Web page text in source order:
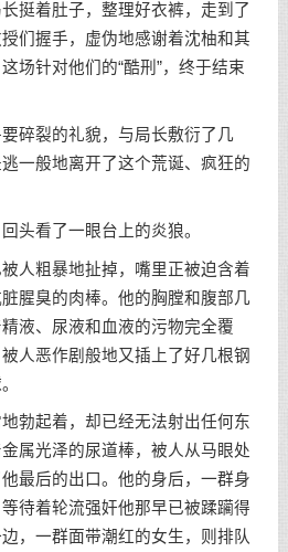
挺着肚子，整理好衣裤，走到了
们握手，虚伪地感谢着沈柚和其
场针对他们的“酷刑”，终于结束
碎裂的礼貌，与局长敷衍了几
一般地离开了这个荒诞、疯狂的
头看了一眼台上的炎狼。
人粗暴地扯掉，嘴里正被迫含着
腥臭的肉棒。他的胸膛和腹部几
液、尿液和血液的污物完全覆
人恶作剧般地又插上了好几根钢
勃起着，却已经无法射出任何东
属光泽的尿道棒，被人从马眼处
最后的出口。他的身后，一群身
待着轮流强奸他那早已被蹂躏得
，一群面带潮红的女生，则排队